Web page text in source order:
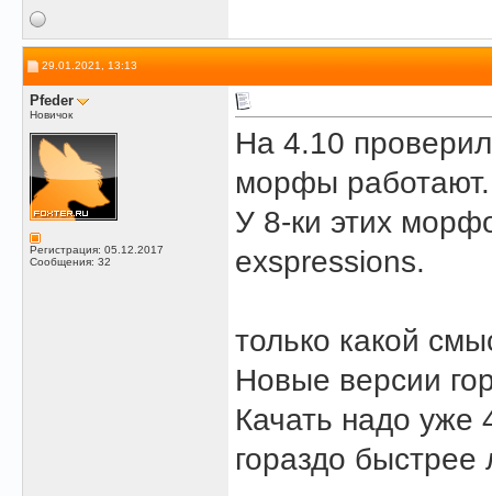
29.01.2021, 13:13
Pfeder
Новичок
Регистрация: 05.12.2017
Сообщения: 32
На 4.10
морфы работают.
У 8-ки этих
exspressions.
только какой
Новые версии
Качать надо
гораздо